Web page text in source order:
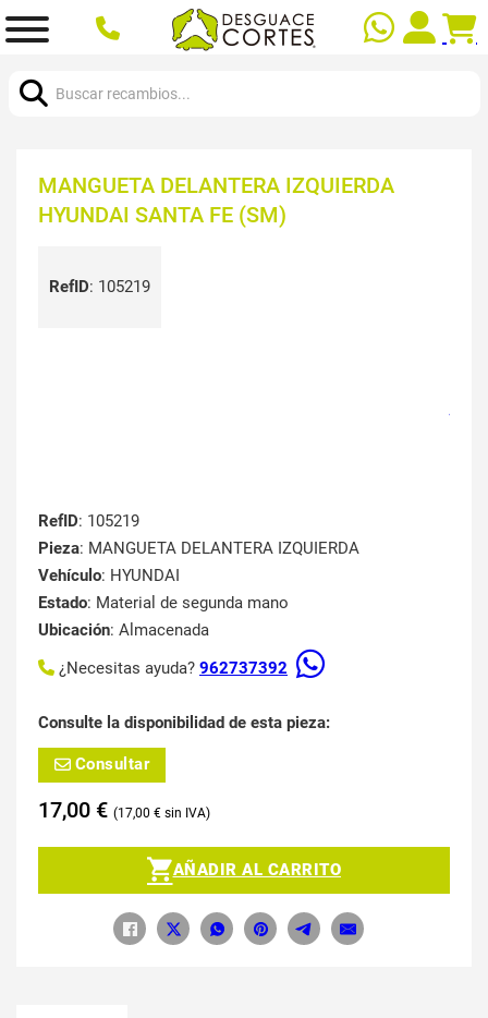
MANGUETA DELANTERA IZQUIERDA
HYUNDAI SANTA FE (SM)
RefID: 105219
RefID: 105219
Pieza: MANGUETA DELANTERA IZQUIERDA
Vehículo: HYUNDAI
Estado: Material de segunda mano
Ubicación: Almacenada
¿Necesitas ayuda? 962737392
Consulte la disponibilidad de esta pieza:
Consultar
17,00 € 17,00 €
AÑADIR AL CARRITO